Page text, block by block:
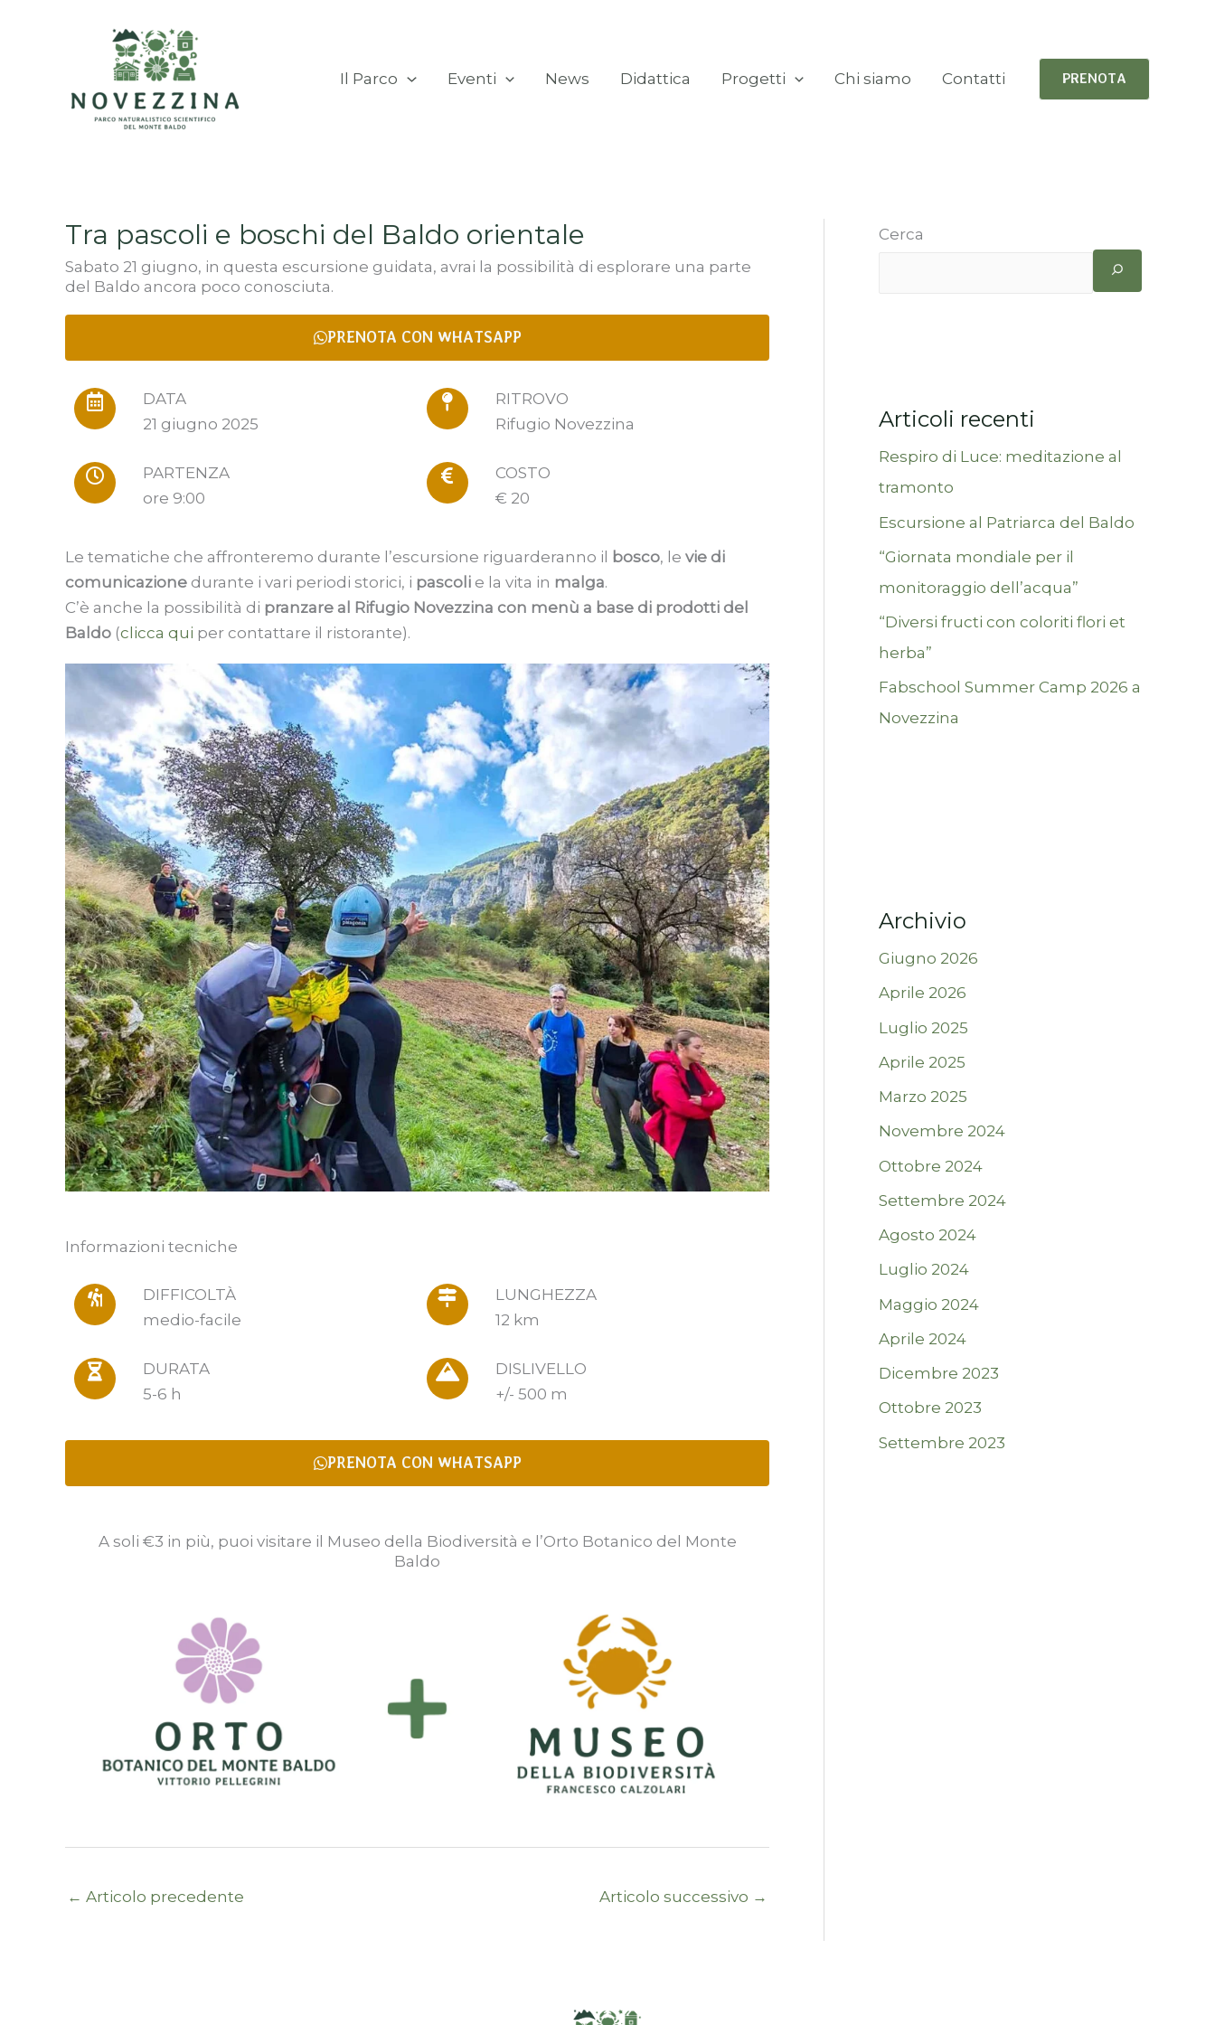
Il Parco Eventi News Didattica Progetti Chi siamo Contatti PRENOTA
Tra pascoli e boschi del Baldo orientale
Sabato 21 giugno, in questa escursione guidata, avrai la possibilità di esplorare una parte
del Baldo ancora poco conosciuta.
PRENOTA CON WHATSAPP
DATA
21 giugno 2025
RITROVO
Rifugio Novezzina
PARTENZA
ore 9:00
COSTO
€ 20
Le tematiche che affronteremo durante l’escursione riguarderanno il bosco, le vie di
comunicazione durante i vari periodi storici, i pascoli e la vita in malga.
C’è anche la possibilità di pranzare al Rifugio Novezzina con menù a base di prodotti del
Baldo (clicca qui per contattare il ristorante).
Informazioni tecniche
DIFFICOLTÀ
medio-facile
LUNGHEZZA
12 km
DURATA
5-6 h
DISLIVELLO
+/- 500 m
PRENOTA CON WHATSAPP
A soli €3 in più, puoi visitare il Museo della Biodiversità e l’Orto Botanico del Monte
Baldo
← Articolo precedente Articolo successivo →
Cerca
Articoli recenti
Respiro di Luce: meditazione al
tramonto
Escursione al Patriarca del Baldo
“Giornata mondiale per il
monitoraggio dell’acqua”
“Diversi fructi con coloriti flori et
herba”
Fabschool Summer Camp 2026 a
Novezzina
Archivio
Giugno 2026
Aprile 2026
Luglio 2025
Aprile 2025
Marzo 2025
Novembre 2024
Ottobre 2024
Settembre 2024
Agosto 2024
Luglio 2024
Maggio 2024
Aprile 2024
Dicembre 2023
Ottobre 2023
Settembre 2023